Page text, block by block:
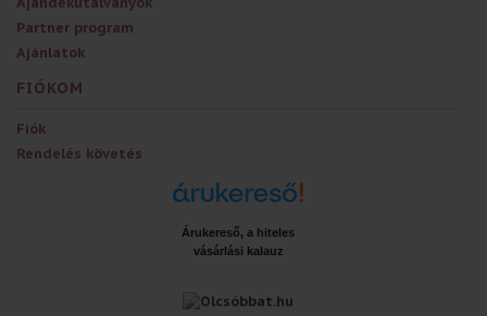
Partner program
Ajánlatok
FIÓKOM
Fiók
Rendelés követés
Árukereső, a hiteles
vásárlási kalauz